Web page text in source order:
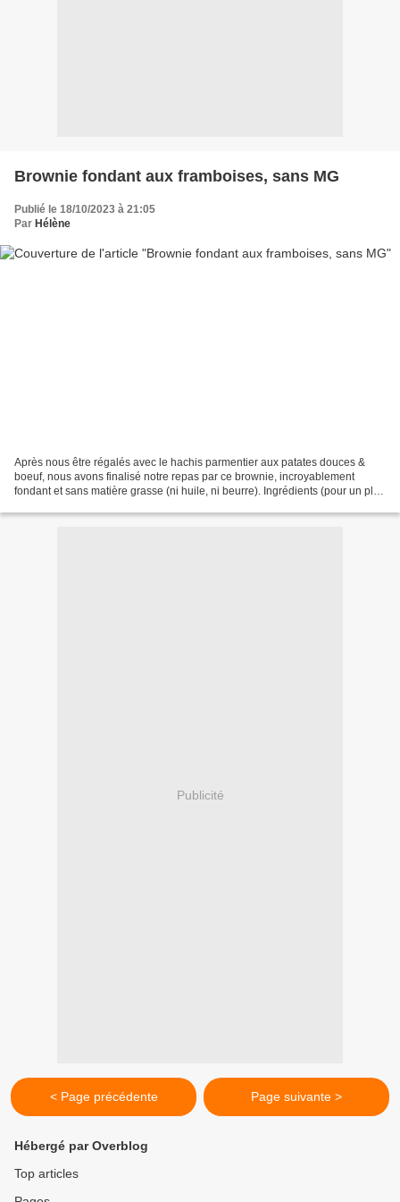
Brownie fondant aux framboises, sans MG
Publié le 18/10/2023 à 21:05
Par Hélène
Après nous être régalés avec le hachis parmentier aux patates douces &
boeuf, nous avons finalisé notre repas par ce brownie, incroyablement
fondant et sans matière grasse (ni huile, ni beurre). Ingrédients (pour un plat
Publicité
< Page précédente Page suivante >
Hébergé par Overblog
Top articles